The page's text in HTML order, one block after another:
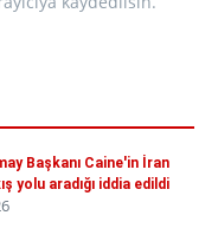
Başkanı Caine'in İran
yolu aradığı iddia edildi